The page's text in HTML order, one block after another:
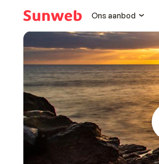
Ons aanbod